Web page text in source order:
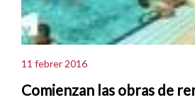
11 febrer 2016
Comienzan las obras de